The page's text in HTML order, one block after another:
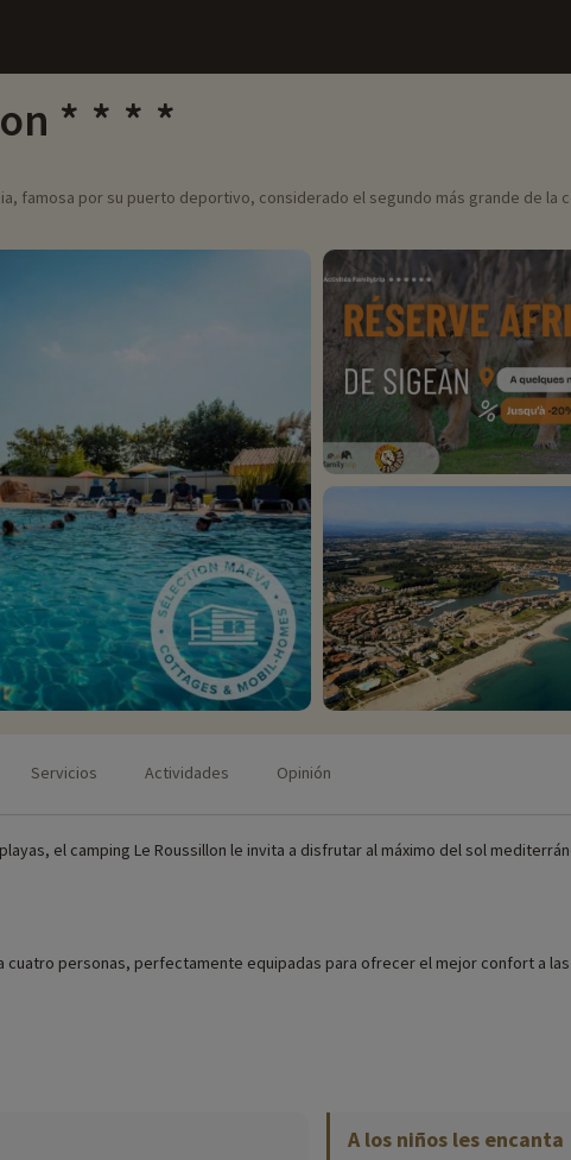
famosa por su puerto deportivo, considerado el segundo más grande de la
Servicios Actividades Opinión
el camping Le Roussillon le invita a disfrutar al máximo del sol
cuatro personas, perfectamente equipadas para ofrecer el mejor confort a
A los niños les encanta